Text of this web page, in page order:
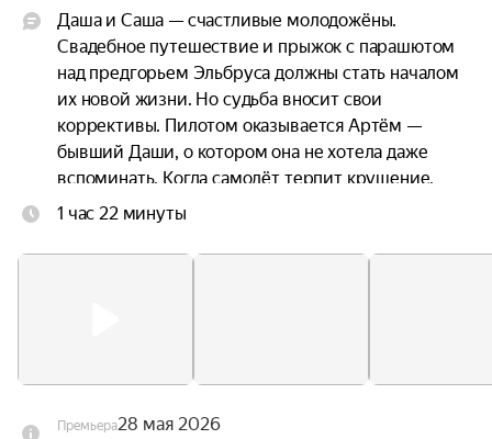
Даша и Саша — счастливые молодожёны.
Свадебное путешествие и прыжок с парашютом
над предгорьем Эльбруса должны стать началом
их новой жизни. Но судьба вносит свои
коррективы. Пилотом оказывается Артём —
бывший Даши, о котором она не хотела даже
вспоминать. Когда самолёт терпит крушение,
троим приходится прыгать без подготовки.
— но оказываются подвешены над горной
1 час 22 минуты
Премьера28 мая 2026